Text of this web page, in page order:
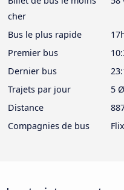
cher
Bus le plus rapide
Premier bus
Dernier bus
Trajets par jour
5 Ø
Distance
Compagnies de bus